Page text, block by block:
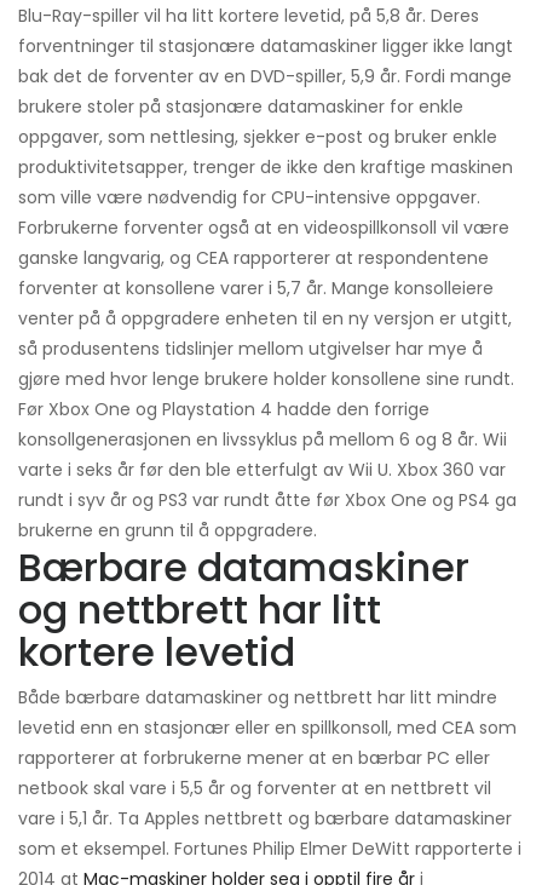
Blu-Ray-spiller vil ha litt kortere levetid, på 5,8 år. Deres
forventninger til stasjonære datamaskiner ligger ikke langt
bak det de forventer av en DVD-spiller, 5,9 år. Fordi mange
brukere stoler på stasjonære datamaskiner for enkle
oppgaver, som nettlesing, sjekker e-post og bruker enkle
produktivitetsapper, trenger de ikke den kraftige maskinen
som ville være nødvendig for CPU-intensive oppgaver.
Forbrukerne forventer også at en videospillkonsoll vil være
ganske langvarig, og CEA rapporterer at respondentene
forventer at konsollene varer i 5,7 år. Mange konsolleiere
venter på å oppgradere enheten til en ny versjon er utgitt,
så produsentens tidslinjer mellom utgivelser har mye å
gjøre med hvor lenge brukere holder konsollene sine rundt.
Før Xbox One og Playstation 4 hadde den forrige
konsollgenerasjonen en livssyklus på mellom 6 og 8 år. Wii
varte i seks år før den ble etterfulgt av Wii U. Xbox 360 var
rundt i syv år og PS3 var rundt åtte før Xbox One og PS4 ga
brukerne en grunn til å oppgradere.
Bærbare datamaskiner
og nettbrett har litt
kortere levetid
Både bærbare datamaskiner og nettbrett har litt mindre
levetid enn en stasjonær eller en spillkonsoll, med CEA som
rapporterer at forbrukerne mener at en bærbar PC eller
netbook skal vare i 5,5 år og forventer at en nettbrett vil
vare i 5,1 år. Ta Apples nettbrett og bærbare datamaskiner
som et eksempel. Fortunes Philip Elmer DeWitt rapporterte i
2014 at Mac-maskiner holder seg i opptil fire år i